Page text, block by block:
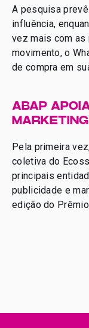
A pesquisa
influência,
vez mais com
movimento, o
de compra em
ABAP
Pela primeira
coletiva do
principais
publicidade e
edição do